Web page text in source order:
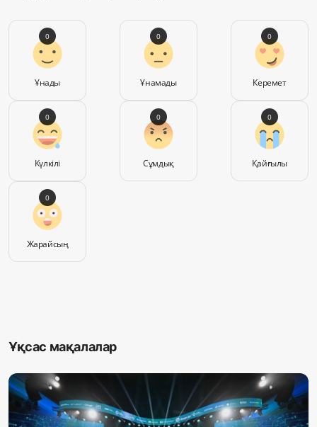
Ұнады
0
Ұнамады
0
Керемет
0
Күлкілі
0
Сұмдық
0
Қайғылы
0
Жарайсың
0
Ұқсас мақалалар